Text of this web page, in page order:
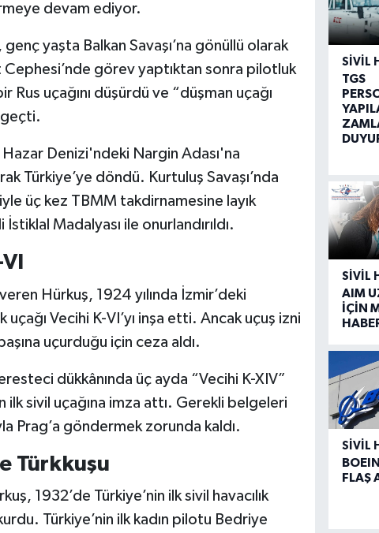
devam ediyor.
yaşta Balkan Savaşı’na gönüllü olarak
Cephesi’nde görev yaptıktan sonra pilotluk
uçağını düşürdü ve “düşman uçağı
geçti.
Hazar Denizi'ndeki Nargin Adası'na
Türkiye’ye döndü. Kurtuluş Savaşı’nda
üç kez TBMM takdirnamesine layık
Madalyası ile onurlandırıldı.
Hürkuş, 1924 yılında İzmir’deki
Vecihi K-VI’yı inşa etti. Ancak uçuş izni
uçurduğu için ceza aldı.
dükkânında üç ayda “Vecihi K-XIV”
ilk sivil uçağına imza attı. Gerekli belgeleri
Prag’a göndermek zorunda kaldı.
Türkkuşu
1932’de Türkiye’nin ilk sivil havacılık
Türkiye’nin ilk kadın pilotu Bedriye
SIVIL
TGS
SIVIL
AIM
İÇİN
SIVIL
FLAŞ